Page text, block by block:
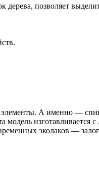
позволяет
элементы. А именно —
модель
эколаков —